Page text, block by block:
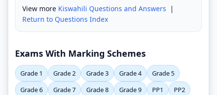
View more Kiswahili Questions and Answers |
Return to Questions Index
Exams With Marking Schemes
Grade 1 Grade 2 Grade 3 Grade 4
Grade 5
Grade 6
Grade 7 Grade 8 Grade 9 PP1
PP2